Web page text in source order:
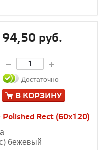
Rect (60х120)
бежевый
94,50 руб.
Достаточно
В КОРЗИНУ